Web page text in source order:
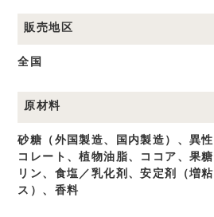
販売地区
全国
原材料
砂糖（外国製造、国内製造）、異
コレート、植物油脂、ココア、果
リン、食塩／乳化剤、安定剤（増
ス）、香料